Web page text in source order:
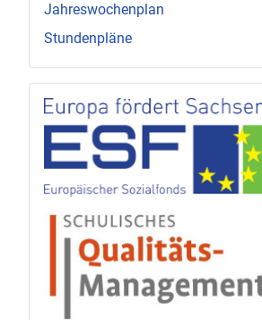
Jahreswochenplan
Stundenpläne